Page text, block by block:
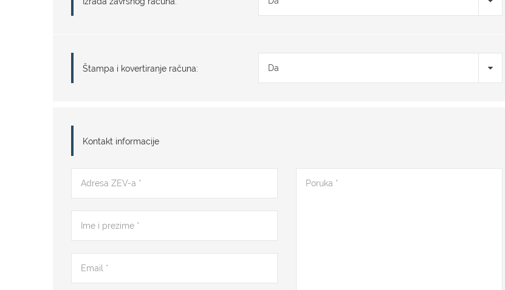
Štampa i kovertiranje računa: Da
Kontakt informacije